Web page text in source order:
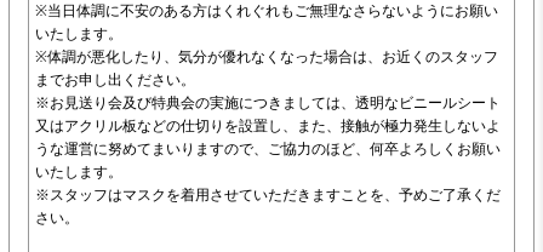
※当日体調に不安のある方はくれぐれもご無理なさらないようにお願い
いたします。
※体調が悪化したり、気分が優れなくなった場合は、お近くのスタッフ
までお申し出ください。
※お見送り会及び特典会の実施につきましては、透明なビニールシート
又はアクリル板などの仕切りを設置し、また、接触が極力発生しないよ
うな運営に努めてまいりますので、ご協力のほど、何卒よろしくお願い
いたします。
※スタッフはマスクを着用させていただきますことを、予めご了承くだ
さい。